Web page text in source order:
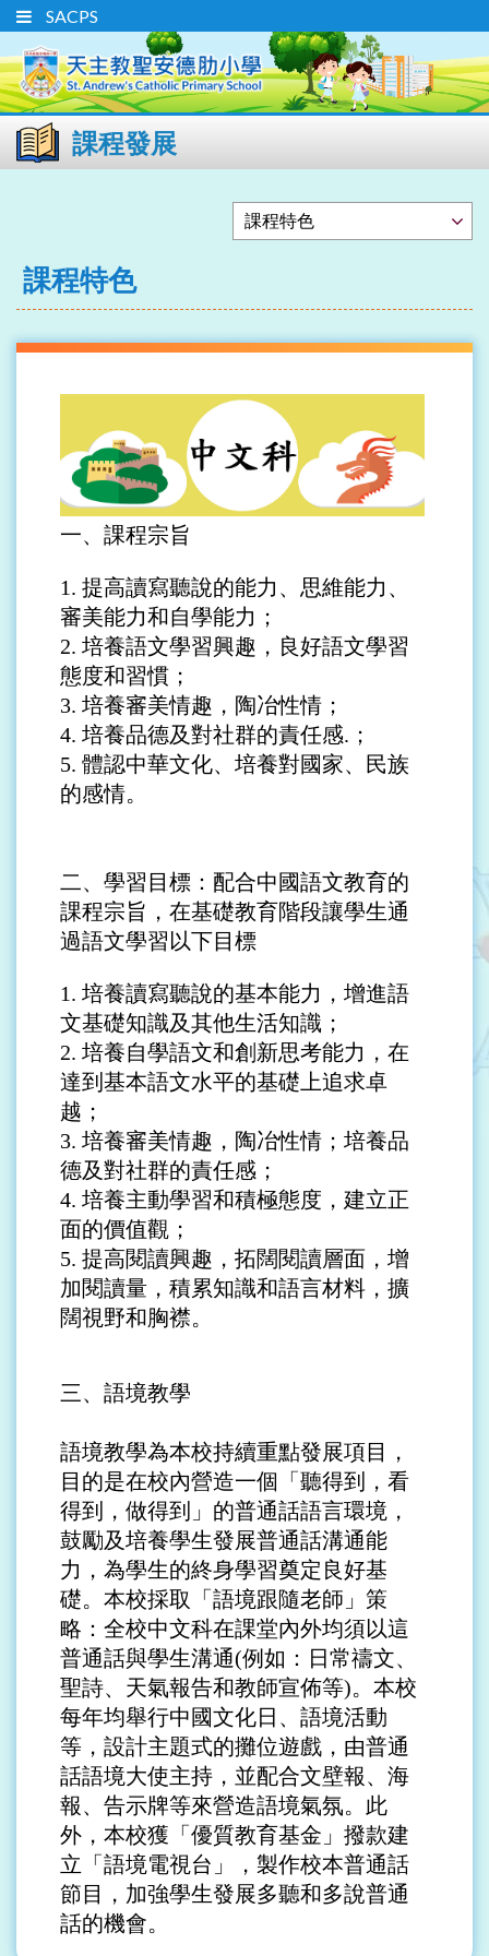
SACPS
課程發展
課程特色
一、課程宗旨
1. 提高讀寫聽說的能力、思維能力、
審美能力和自學能力；
2. 培養語文學習興趣，良好語文學習
態度和習慣；
3. 培養審美情趣，陶冶性情；
4. 培養品德及對社群的責任感.；
5. 體認中華文化、培養對國家、民族
的感情。
二、學習目標：配合中國語文教育的
課程宗旨，在基礎教育階段讓學生通
過語文學習以下目標
1. 培養讀寫聽說的基本能力，增進語
文基礎知識及其他生活知識；
2. 培養自學語文和創新思考能力，在
達到基本語文水平的基礎上追求卓
越；
3. 培養審美情趣，陶冶性情；培養品
德及對社群的責任感；
4. 培養主動學習和積極態度，建立正
面的價值觀；
5. 提高閱讀興趣，拓闊閱讀層面，增
加閱讀量，積累知識和語言材料，擴
闊視野和胸襟。
三、 語境教學
語境教學為本校持續重點發展項目，
目的是在校內營造一個「聽得到，看
得到，做得到」的普通話語言環境，
鼓勵及培養學生發展普通話溝通能
力，為學生的終身學習奠定良好基
礎。本校採取「語境跟隨老師」策
略：全校中文科在課堂內外均須以這
普通話與學生溝通(例如 ： 日常禱文、
聖詩、天氣報告和教師宣佈等)。本校
每年均舉行中國文化日、 語境活動
等 ，設計主題式的攤位遊戲，由普通
話語境大使主持，並配合文壁報、海
報、告示牌等來營造語境氣氛。此
外，本校獲「優質教育基金」撥款建
立「語境電視台」，製作校本普通話
節目，加強學生發展多聽和多說普通
話的機會。